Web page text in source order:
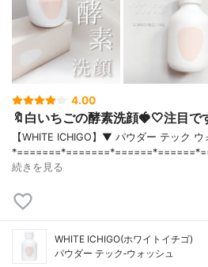
4.00
🔖白いちごの酵素洗顔🍓🤍注目で
【WHITE ICHIGO】▼ パウダー テック ウ
続きを見る
WHITE ICHIGO(ホワイトイチゴ)
パウダー テック‐ウォッシュ